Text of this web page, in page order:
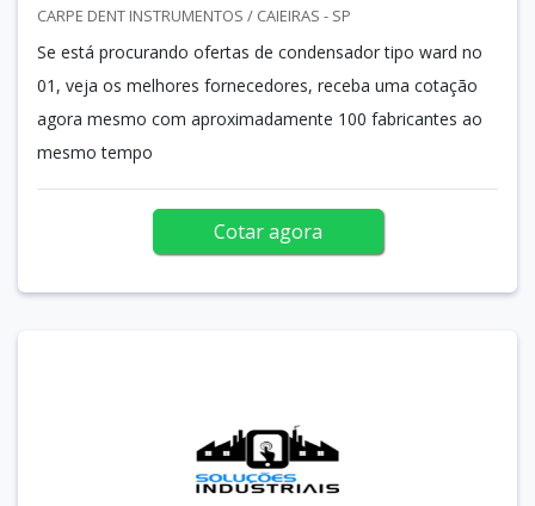
CARPE DENT INSTRUMENTOS / CAIEIRAS - SP
Se está procurando ofertas de condensador tipo ward no
01, veja os melhores fornecedores, receba uma cotação
agora mesmo com aproximadamente 100 fabricantes ao
mesmo tempo
Cotar agora